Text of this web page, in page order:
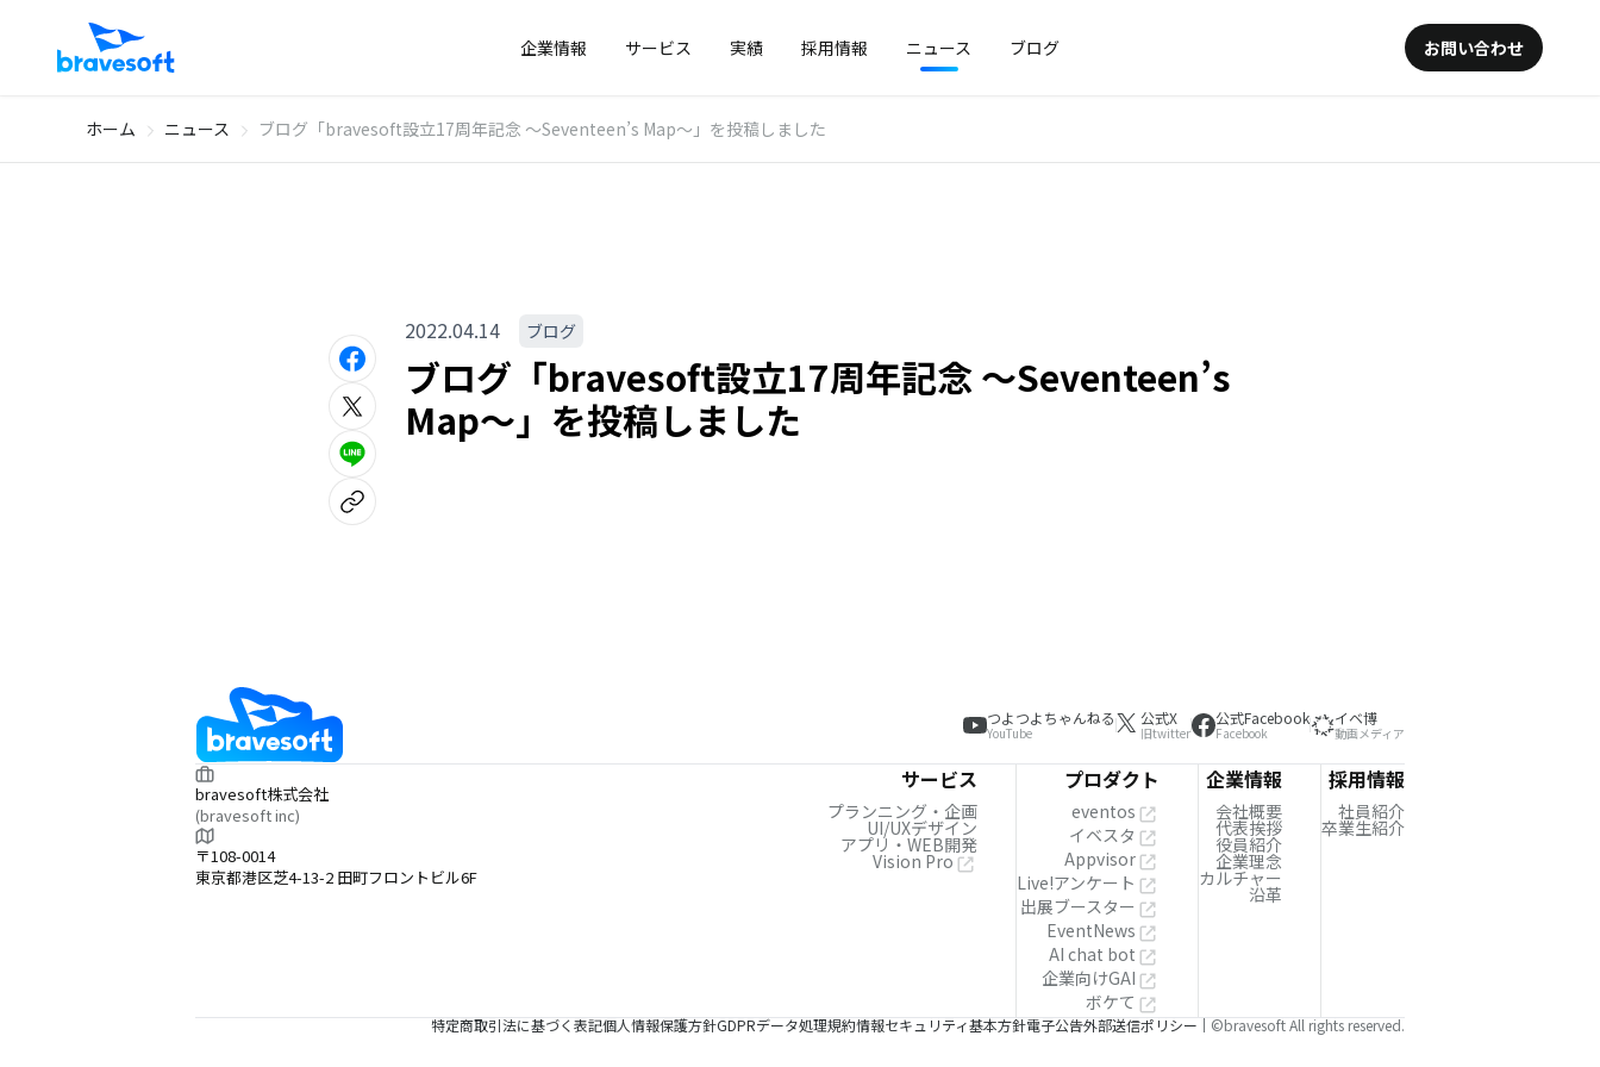
企業情報 サービス 実績 採用情報 ニュース ブログ お問い合わせ
ホーム ニュース ブログ「bravesoft設立17周年記念 〜Seventeen’s Map〜」を投稿しました
2022.04.14 ブログ
ブログ「bravesoft設立17周年記念 〜Seventeen’s
Map〜」を投稿しました
つよつよちゃんねる
YouTube
公式X
旧twitter
公式Facebook
Facebook
イベ博
動画メディア
bravesoft株式会社
(bravesoft inc)
〒108-0014
東京都港区芝4-13-2 田町フロントビル6F
サービス
プランニング・企画
UI/UXデザイン
アプリ・WEB開発
Vision Pro
プロダクト
eventos
イベスタ
Appvisor
Live!アンケート
出展ブースター
EventNews
AI chat bot
企業向けGAI
ボケて
企業情報
会社概要
代表挨拶
役員紹介
企業理念
カルチャー
沿革
採用情報
社員紹介
卒業生紹介
特定商取引法に基づく表記個人情報保護方針GDPRデータ処理規約情報セキュリティ基本方針電子公告外部送信ポリシー ©bravesoft All rights reserved.